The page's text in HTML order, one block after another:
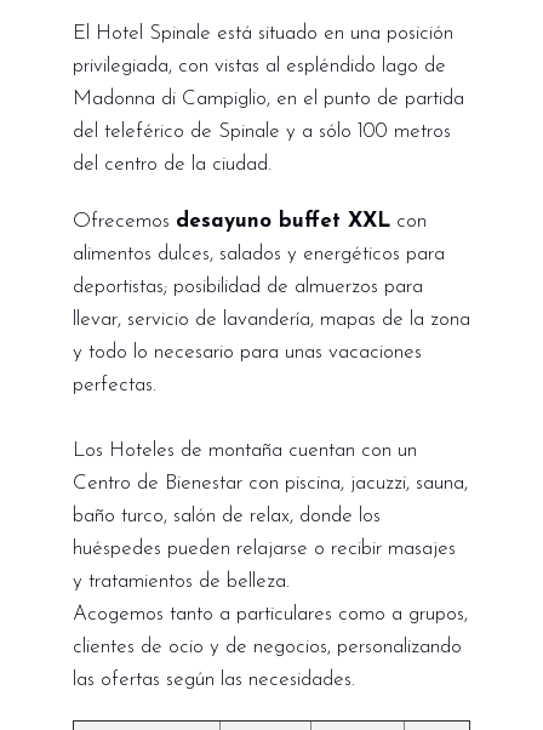
El Hotel Spinale está situado en una posición
privilegiada, con vistas al espléndido lago de
Madonna di Campiglio, en el punto de partida
del teleférico de Spinale y a sólo 100 metros
del centro de la ciudad.
Ofrecemos desayuno buffet XXL con
alimentos dulces, salados y energéticos para
deportistas; posibilidad de almuerzos para
llevar, servicio de lavandería, mapas de la zona
y todo lo necesario para unas vacaciones
perfectas.
Los Hoteles de montaña cuentan con un
Centro de Bienestar con piscina, jacuzzi, sauna,
baño turco, salón de relax, donde los
huéspedes pueden relajarse o recibir masajes
y tratamientos de belleza.
Acogemos tanto a particulares como a grupos,
clientes de ocio y de negocios, personalizando
las ofertas según las necesidades.